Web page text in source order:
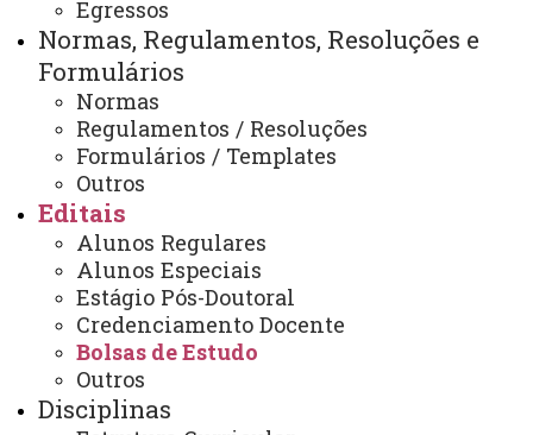
Egressos
Normas, Regulamentos, Resoluções e
Formulários
Normas
Regulamentos / Resoluções
Formulários / Templates
Outros
Editais
Alunos Regulares
Alunos Especiais
Estágio Pós-Doutoral
Credenciamento Docente
Bolsas de Estudo
Outros
Disciplinas
CONSIDERANDO-SE FOMENTO
DE BOLSA DEMANDA
SOCIAL/CAPES.
EDITAL Nº 066/2022-PPGL - CONVOCAÇÃO DE
ALUNAS/ALUNOS CLASSIFICADAS/CLASSIFICADOS
PARA BOLSA DE ESTUDOS – NÍVEL MESTRADO,
CONSIDERANDO-SE FOMENTO DE BOLSA
DEMANDA SOCIAL/CAPES.
ATUALIZAÇÃO MAIS RECENTE: 12 DE JULHO DE
2024
ACESSOS: 276